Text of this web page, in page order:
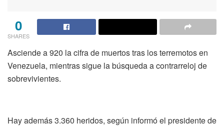
0
SHARES
Asciende a 920 la cifra de muertos tras los terremotos en
Venezuela, mientras sigue la búsqueda a contrarreloj de
sobrevivientes.
Hay además 3.360 heridos, según informó el presidente de